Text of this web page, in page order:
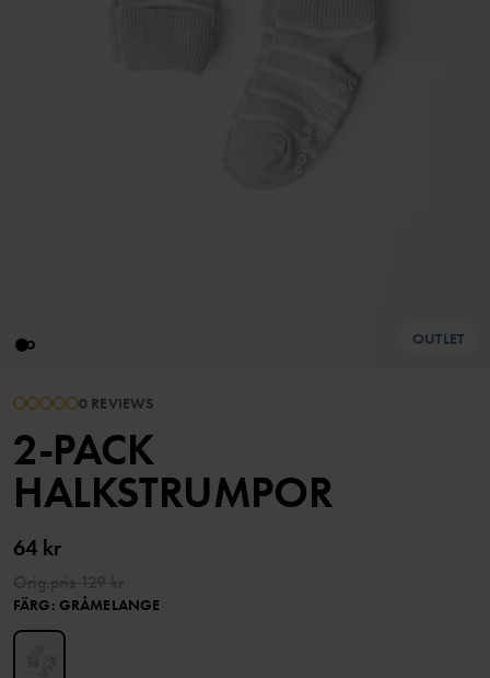
OUTLET
0 REVIEWS
2-PACK
HALKSTRUMPOR
64 kr
FÄRG: GRÅMELANGE